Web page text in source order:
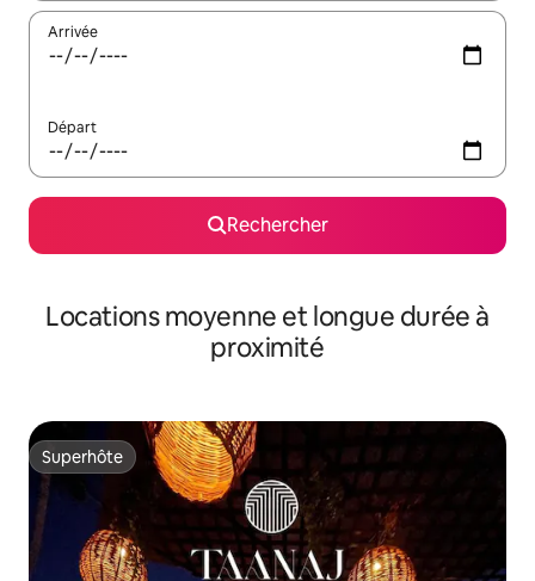
Arrivée
Départ
Rechercher
Locations moyenne et longue durée à
proximité
Superhôte
Superhôte